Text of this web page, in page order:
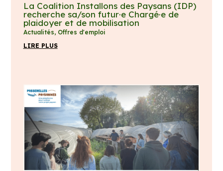
La Coalition Installons des Paysans (IDP)
recherche sa/son futur·e Chargé·e de
plaidoyer et de mobilisation
Actualités, Offres d'emploi
LIRE PLUS